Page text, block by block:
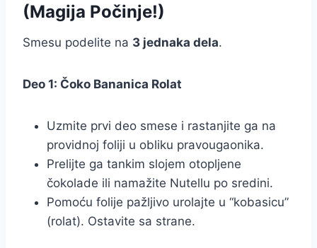
(Magija Počinje!)
Smesu podelite na 3 jednaka dela.
Deo 1: Čoko Bananica Rolat
Uzmite prvi deo smese i rastanjite ga na
providnoj foliji u obliku pravougaonika.
Prelijte ga tankim slojem otopljene
čokolade ili namažite Nutellu po sredini.
Pomoću folije pažljivo urolajte u “kobasicu”
(rolat). Ostavite sa strane.